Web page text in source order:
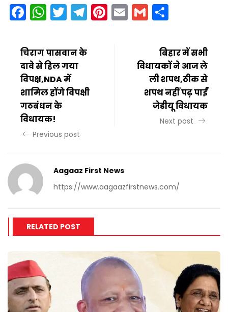
Facebook
WhatsApp
Twitter
Telegram
Pinterest
EmailGmail
चिराग पासवान के
दावे से हिल गया
विपक्ष,NDA में
शामिल होंगे विपक्षी
गठबंधन के
विधायक!
Previous post
बिहार में सभी
विधायकों ने आज ले
ली शपथ,ठीक से
शपथ नहीं पढ़ पाईं
जेडीयू विधायक
Next post
Aagaaz First News
https://www.aagaazfirstnews.com/
RELATED POST